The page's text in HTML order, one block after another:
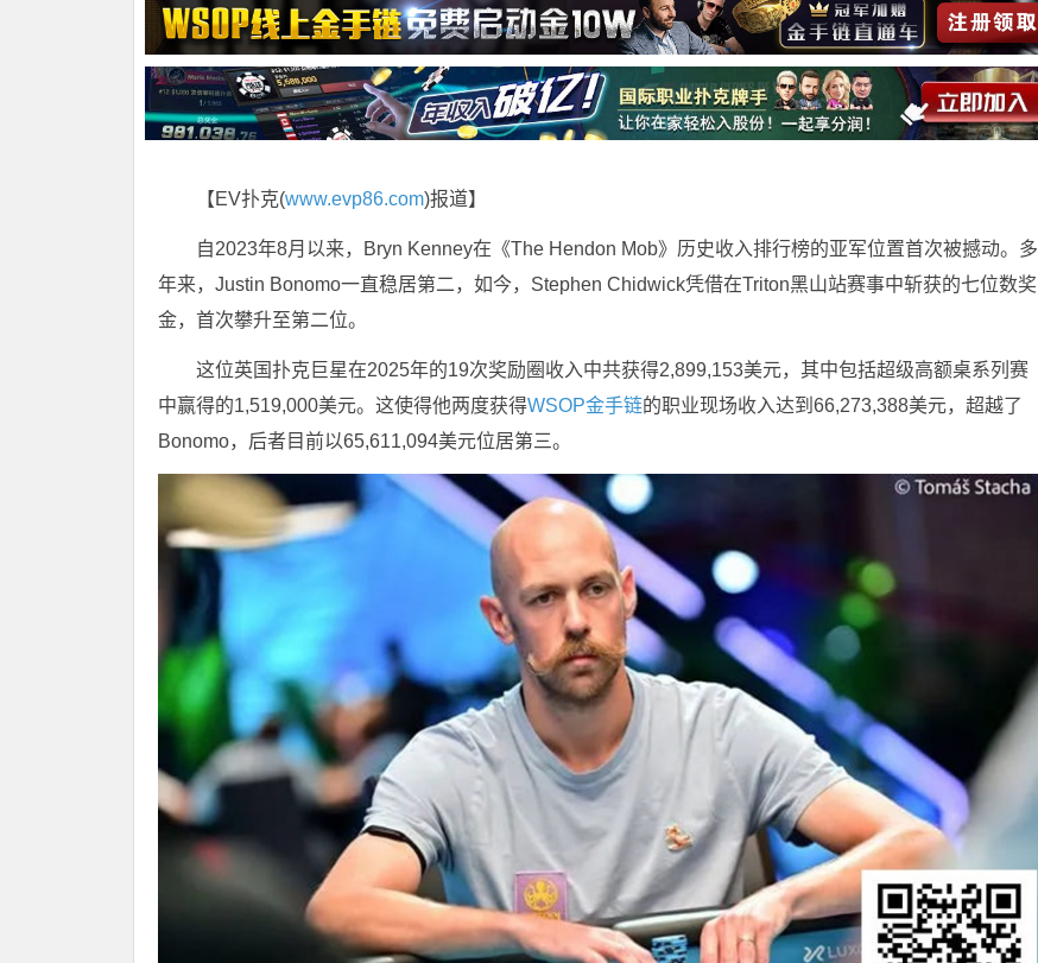
【EV扑克(www.evp86.com)报道】
自2023年8月以来，Bryn Kenney在《The Hendon Mob》历史收入排行榜的亚军位置首次被撼动。多
年来，Justin Bonomo一直稳居第二，如今，Stephen Chidwick凭借在Triton黑山站赛事中斩获的七位数奖
金，首次攀升至第二位。
这位英国扑克巨星在2025年的19次奖励圈收入中共获得2,899,153美元，其中包括超级高额桌系列赛
中赢得的1,519,000美元。这使得他两度获得WSOP金手链的职业现场收入达到66,273,388美元，超越了
Bonomo，后者目前以65,611,094美元位居第三。